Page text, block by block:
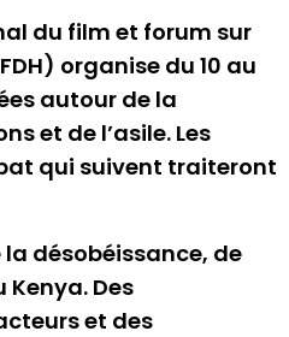
du film et forum sur
organise du 10 au
autour de la
et de l’asile. Les
qui suivent traiteront
désobéissance, de
Kenya. Des
et des